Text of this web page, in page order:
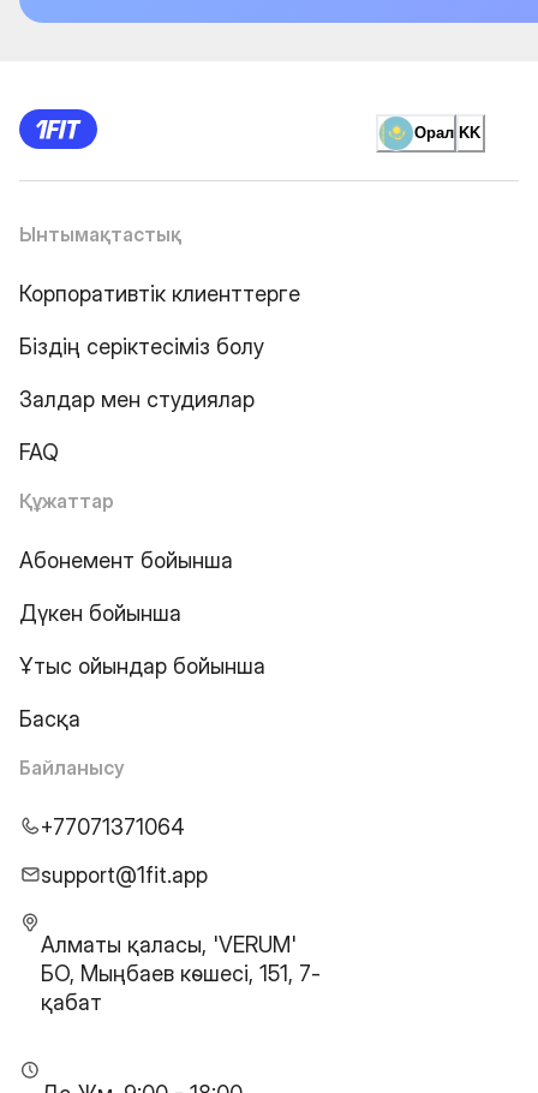
Орал KK
Ынтымақтастық
Корпоративтік клиенттерге
Біздің серіктесіміз болу
Залдар мен студиялар
FAQ
Құжаттар
Абонемент бойынша
Дүкен бойынша
Ұтыс ойындар бойынша
Басқа
Байланысу
+77071371064
support@1fit.app
Алматы қаласы, 'VERUM'
БО, Мыңбаев көшесі, 151, 7-
қабат